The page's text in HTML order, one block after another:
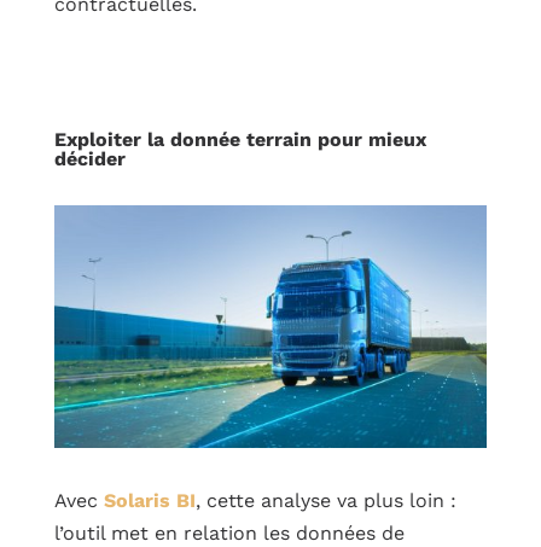
Exploiter la donnée terrain pour mieux
décider
Avec Solaris BI, cette analyse va plus loin :
l’outil met en relation les données de